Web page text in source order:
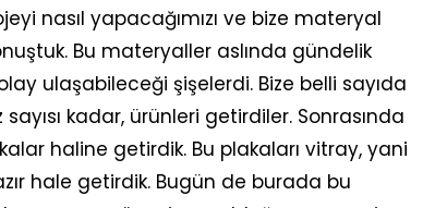
nasıl yapacağımızı ve bize materyal
Bu materyaller aslında gündelik
ulaşabileceği şişelerdi. Bize belli sayıda
kadar, ürünleri getirdiler. Sonrasında
haline getirdik. Bu plakaları vitray, yani
hale getirdik. Bugün de burada bu